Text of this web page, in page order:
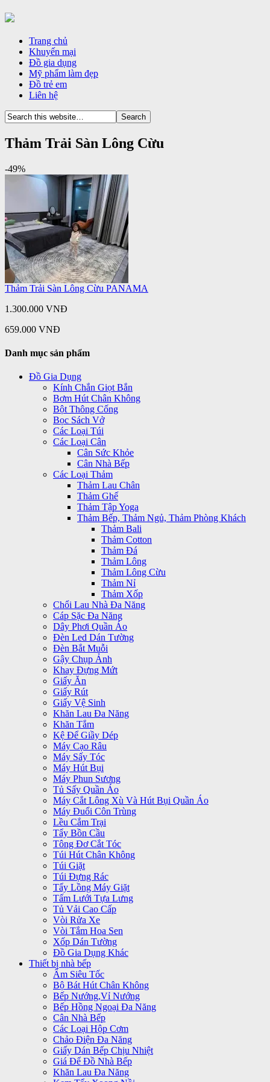
Trang chủ
Khuyến mại
Đồ gia dụng
Mỹ phẩm làm đẹp
Đồ trẻ em
Liên hệ
Thảm Trải Sàn Lông Cừu
-49%
Thảm Trải Sàn Lông Cừu PANAMA
1.300.000 VNĐ
659.000 VNĐ
Danh mục sản phẩm
Đồ Gia Dụng
Kính Chắn Giọt Bắn
Bơm Hút Chân Không
Bột Thông Cống
Bọc Sách Vở
Các Loại Túi
Các Loại Cân
Cân Sức Khỏe
Cân Nhà Bếp
Các Loại Thảm
Thảm Lau Chân
Thảm Ghế
Thảm Tập Yoga
Thảm Bếp, Thảm Ngủ, Thảm Phòng Khách
Thảm Bali
Thảm Cotton
Thảm Đá
Thảm Lông
Thảm Lông Cừu
Thảm Nỉ
Thảm Xốp
Chổi Lau Nhà Đa Năng
Cáp Sặc Đa Năng
Dây Phơi Quần Áo
Đèn Led Dán Tường
Đèn Bắt Muỗi
Gậy Chụp Ảnh
Khay Đựng Mứt
Giấy Ăn
Giấy Rút
Giấy Vệ Sinh
Khăn Lau Đa Năng
Khăn Tắm
Kệ Để Giầy Dép
Máy Cạo Râu
Máy Sấy Tóc
Máy Hút Bụi
Máy Phun Sương
Tủ Sấy Quần Áo
Máy Cắt Lông Xù Và Hút Bụi Quần Áo
Máy Đuổi Côn Trùng
Lều Cắm Trại
Tẩy Bồn Cầu
Tông Đơ Cắt Tóc
Túi Hút Chân Không
Túi Giặt
Túi Đựng Rác
Tẩy Lồng Máy Giặt
Tấm Lưới Tựa Lưng
Tủ Vải Cao Cấp
Vòi Rửa Xe
Vòi Tắm Hoa Sen
Xốp Dán Tường
Đồ Gia Dụng Khác
Thiết bị nhà bếp
Ấm Siêu Tốc
Bộ Bát Hút Chân Không
Bếp Nướng,Vỉ Nướng
Bếp Hồng Ngoại Đa Năng
Cân Nhà Bếp
Các Loại Hộp Cơm
Chảo Điện Đa Năng
Giấy Dán Bếp Chịu Nhiệt
Giá Để Đồ Nhà Bếp
Khăn Lau Đa Năng